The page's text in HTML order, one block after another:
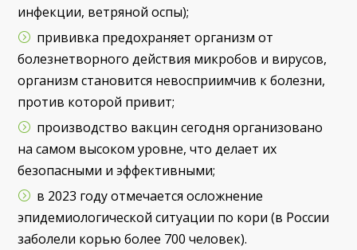
инфекции, ветряной оспы);
прививка предохраняет организм от
болезнетворного действия микробов и вирусов,
организм становится невосприимчив к болезни,
против которой привит;
производство вакцин сегодня организовано
на самом высоком уровне, что делает их
безопасными и эффективными;
в 2023 году отмечается осложнение
эпидемиологической ситуации по кори (в России
заболели корью более 700 человек).